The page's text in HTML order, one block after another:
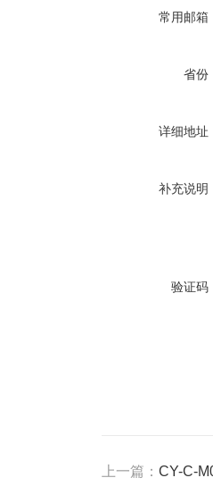
常用邮箱
省份
详细地址
补充说明
验证码
上一篇： CY-C-